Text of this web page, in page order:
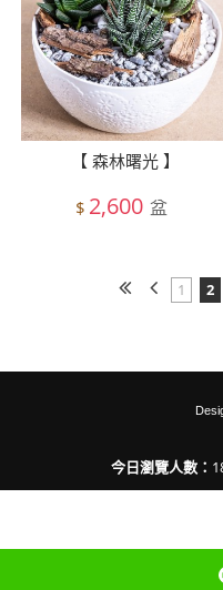
【 森林曙光 】
$ 2,600 盆
1 2
今日瀏覽人數：